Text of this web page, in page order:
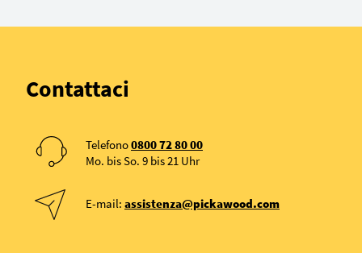
Contattaci
Telefono0800 72 80 00
Mo. bis So. 9 bis 21 Uhr
E-mail: assistenza@pickawood.com